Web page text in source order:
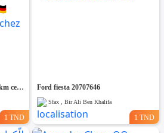
🇧🇪BMW X1 essence 105.000km certifiées🇩🇪 1ere main / entretien chez BMW charguia
1 TND
Ford fiesta 20707646
Sfax , Bir Ali Ben Khalifa
1 TND